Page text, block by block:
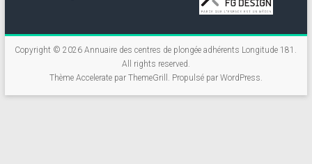
Copyright © 2026Annuaire des centres de plongée adhérents Longitude 181
All rights reserved.
Thème Acceleratepar ThemeGrill. Propulsé par WordPress